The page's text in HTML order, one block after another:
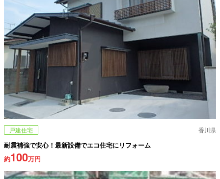
戸建住宅 香川県
耐震補強で安心！最新設備でエコ住宅にリフォーム
約100万円